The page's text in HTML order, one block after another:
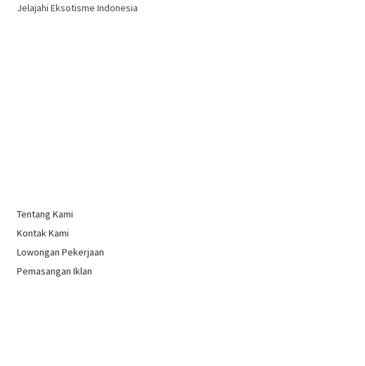
Jelajahi Eksotisme Indonesia
Tentang Kami
Kontak Kami
Lowongan Pekerjaan
Pemasangan Iklan